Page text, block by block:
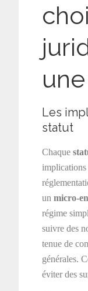
Les
statut
Chaque
implications
unmicro-
régime
suivre des
tenue de
générales.
éviter des